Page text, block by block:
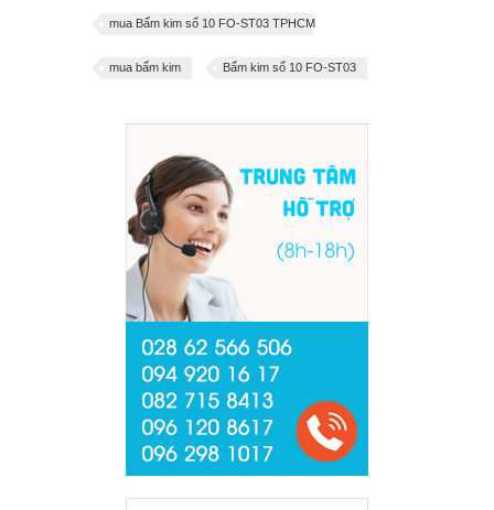
mua Bấm kim số 10 FO-ST03 TPHCM
mua bấm kim Bấm kim số 10 FO-ST03